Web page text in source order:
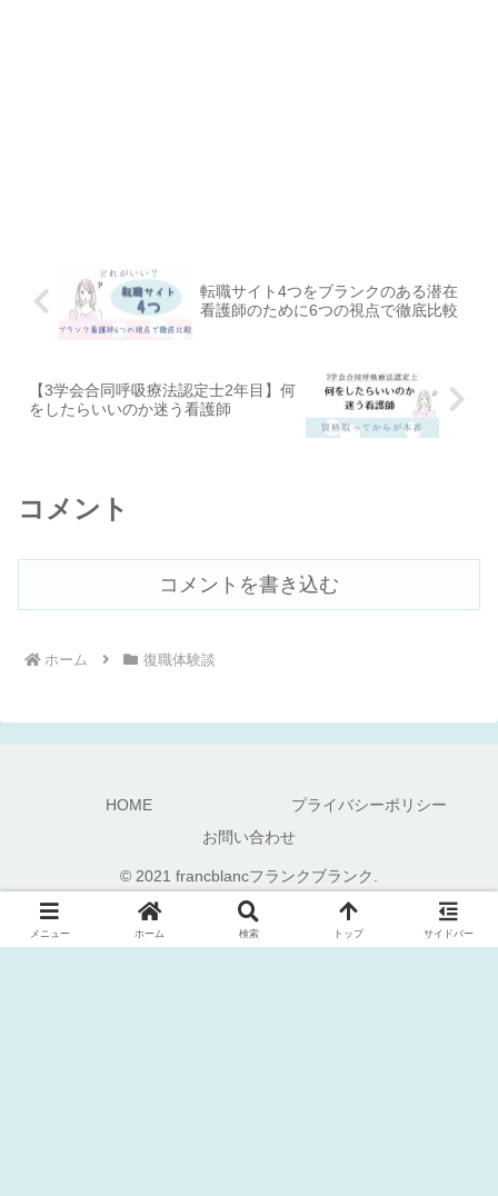
転職サイト4つをブランクのある潜在
看護師のために6つの視点で徹底比較
【3学会合同呼吸療法認定士2年目】何
をしたらいいのか迷う看護師
コメント
コメントを書き込む
ホーム 復職体験談
HOME
プライバシーポリシー
お問い合わせ
© 2021 francblancフランクブランク.
メニュー ホーム 検索 トップ サイドバー